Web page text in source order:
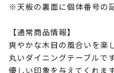
※天板の裏面に個体番号の
【通常商品情報】
爽やかな木目の風合いを楽
丸いダイニングテーブルで
優しい印象を与えてくれま